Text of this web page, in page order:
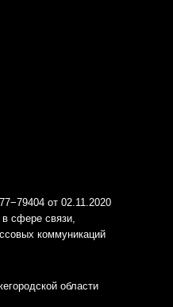
от 02.11.2020
сфере связи,
коммуникаций
области